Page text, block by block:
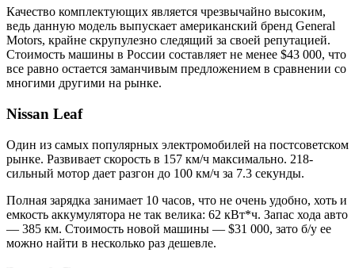
Качество комплектующих является чрезвычайно высоким,
ведь данную модель выпускает американский бренд General
Motors, крайне скрупулезно следящий за своей репутацией.
Стоимость машины в России составляет не менее $43 000, что
все равно остается заманчивым предложением в сравнении со
многими другими на рынке.
Nissan Leaf
Один из самых популярных электромобилей на постсоветском
рынке. Развивает скорость в 157 км/ч максимально. 218-
сильный мотор дает разгон до 100 км/ч за 7.3 секунды.
Полная зарядка занимает 10 часов, что не очень удобно, хоть и
емкость аккумулятора не так велика: 62 кВт*ч. Запас хода авто
— 385 км. Стоимость новой машины — $31 000, зато б/у ее
можно найти в несколько раз дешевле.